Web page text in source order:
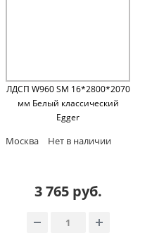
ЛДСП W960 SM 16*2800*2070
мм Белый классический
Egger
Москва Нет в наличии
3 765 руб.